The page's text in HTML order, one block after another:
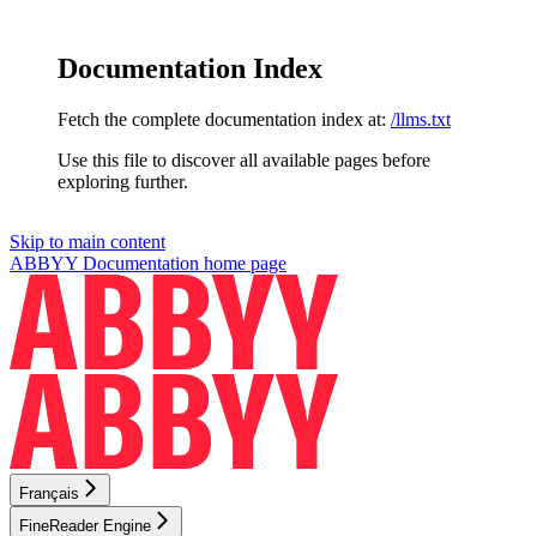
Documentation Index
Fetch the complete documentation index at: /llms.txt
Use this file to discover all available pages before
exploring further.
Skip to main content
ABBYY Documentation home page
Français
FineReader Engine